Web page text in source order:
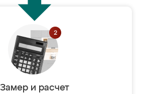
Замер и расчет